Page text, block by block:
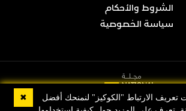
الشروط والأحكام
سياسة الخصوصية
✖
تعريف الارتباط "الكوكيز" لنمنحك أفضل